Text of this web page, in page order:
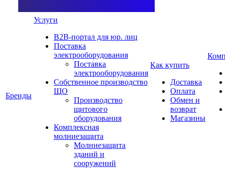
Бренды
Услуги
B2B-портал для юр. лиц
Поставка
электрооборудования
Поставка
электрооборудования
Собственное производство
ЩО
Производство
щитового
оборудования
Комплексная
молниезащита
Молниезащита
зданий и
сооружений
Как купить
Доставка
Оплата
Обмен и
возврат
Магазины